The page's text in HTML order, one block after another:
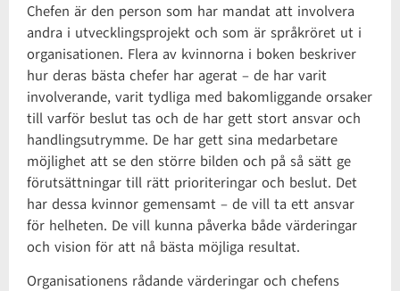
Chefen är den person som har mandat att involvera
andra i utvecklingsprojekt och som är språkröret ut i
organisationen. Flera av kvinnorna i boken beskriver
hur deras bästa chefer har agerat – de har varit
involverande, varit tydliga med bakomliggande orsaker
till varför beslut tas och de har gett stort ansvar och
handlingsutrymme. De har gett sina medarbetare
möjlighet att se den större bilden och på så sätt ge
förutsättningar till rätt prioriteringar och beslut. Det
har dessa kvinnor gemensamt – de vill ta ett ansvar
för helheten. De vill kunna påverka både värderingar
och vision för att nå bästa möjliga resultat.
Organisationens rådande värderingar och chefens